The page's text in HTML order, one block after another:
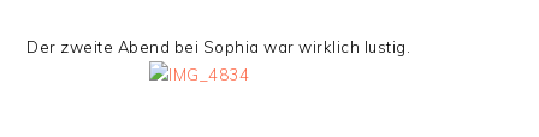
Der zweite Abend bei Sophia war wirklich lustig.